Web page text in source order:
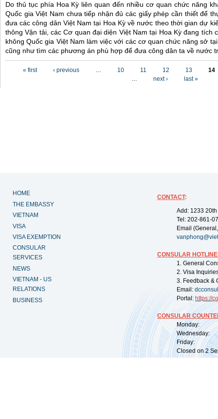
Do thủ tục phía Hoa Kỳ liên quan đến nhiều cơ quan chức năng
Quốc gia Việt Nam chưa tiếp nhận đủ các giấy phép cần thiết để
đưa các công dân Việt Nam tại Hoa Kỳ về nước theo thời gian dự
thông Vận tải, các Cơ quan đại diện Việt Nam tại Hoa Kỳ đang tích
không Quốc gia Việt Nam làm việc với các cơ quan chức năng sở
cũng như tìm các phương án phù hợp để đưa công dân ta về nước
« first ‹ previous … 10 11 12 13
14
…
next › last »
HOME
THE EMBASSY
VIETNAM
VISA
VISA EXEMPTION
CONSULAR
SERVICES
NEWS
VIETNAM - US
RELATIONS
BUSINESS
CONTACT:
Add: 1233
Tel: 202-861-
Email
CONSULAR
1. General
2. Visa
3. Feedback &
Email:
Portal: https://
CONSULAR
Monday:
Wednesday:
Friday:
Closed on 2